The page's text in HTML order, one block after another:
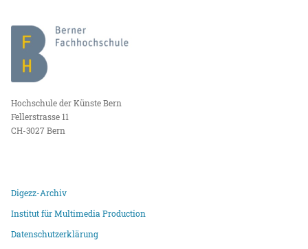
Hochschule der Künste Bern
Fellerstrasse 11
CH-3027 Bern
Digezz-Archiv
Institut für Multimedia Production
Datenschutzerklärung